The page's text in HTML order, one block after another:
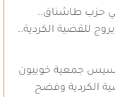
حزب طاشناق..
يروج للقضية الكردية..
جمعية خويبون
الكردية وفضح